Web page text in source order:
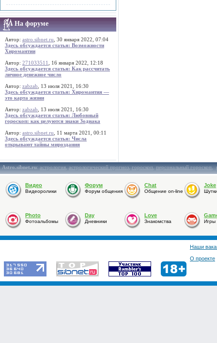
На форуме
Автор: astro.sibnet.ru , 30 января 2022, 07:04
Здесь обсуждается статья: Возможности
Хиромантии
Автор: 271033511
, 16 января 2022, 12:18
Здесь обсуждается статья: Как рассчитать
личное денежное число
Автор: zabzab , 13 июля 2021, 16:30
Здесь обсуждается статья: Хиромантия —
это карта жизни
Автор: zabzab , 13 июля 2021, 16:30
Здесь обсуждается статья: Любовный
гороскоп: как целуются знаки Зодиака
Автор: astro.sibnet.ru , 11 марта 2021, 00:11
Здесь обсуждается статья: Числа
открывают тайны мироздания
Astro.sibnet.ru:астрология,астрологический прогноз,гороскоп,персональный гороскоп,
Видео
Видеоролики
Форум
Форум общения
Chat
Общение on-line
Joke
Photo
Фотоальбомы
Day
Дневники
Love
Знакомства Игры
Наши
О проекте